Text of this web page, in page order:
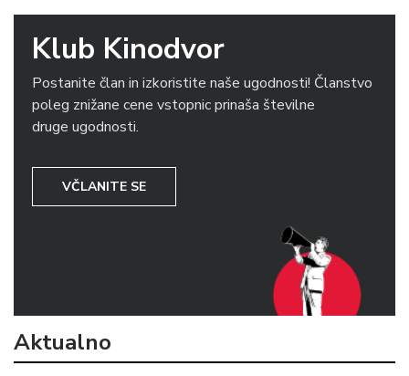
Klub Kinodvor
Postanite član in izkoristite naše ugodnosti! Članstvo
poleg znižane cene vstopnic prinaša številne
druge ugodnosti.
VČLANITE SE
Aktualno